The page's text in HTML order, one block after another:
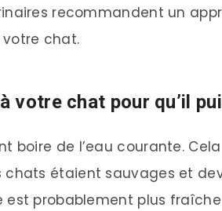
recommandent un
chat.
votre chat pour qu’il
boire de l’eau courante.
chats étaient sauvages et
est probablement plus